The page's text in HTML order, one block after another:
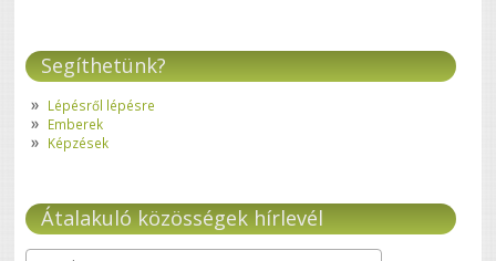
Segíthetünk?
Lépésről lépésre
Emberek
Képzések
Átalakuló közösségek hírlevél